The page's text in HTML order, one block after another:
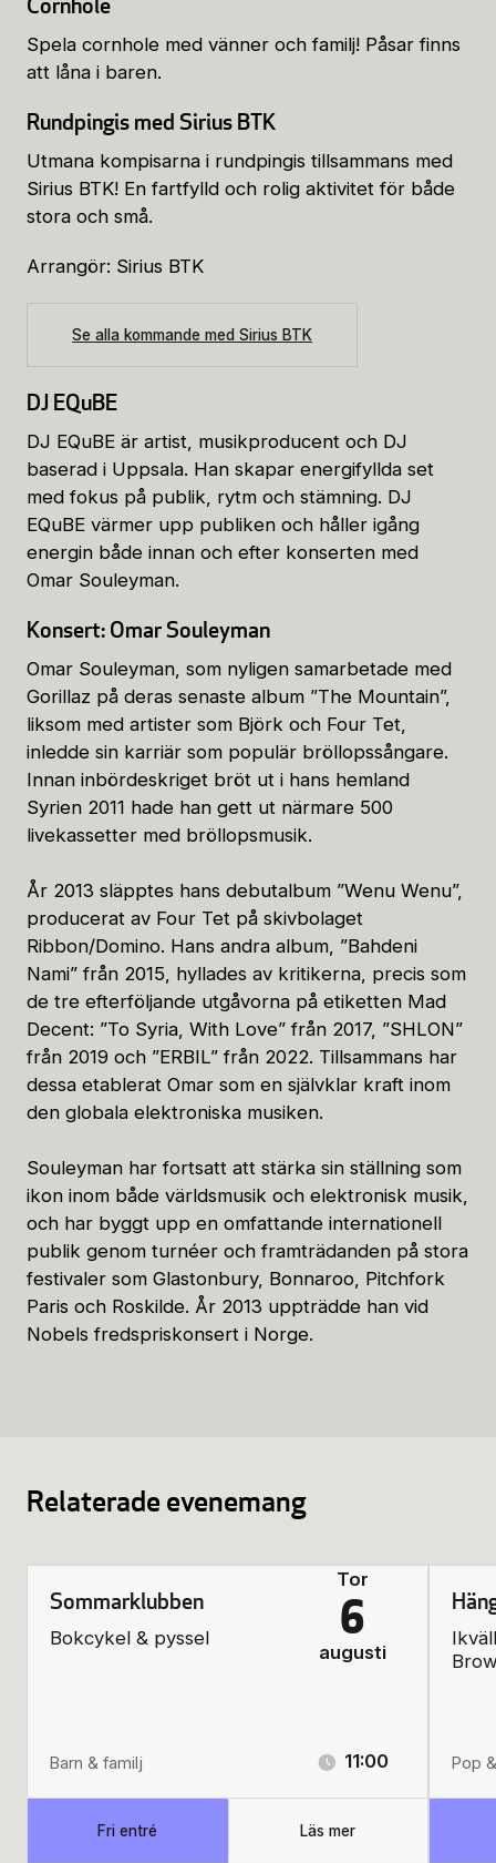
Spela cornhole med vänner och familj! Påsar finns
att låna i baren.
Rundpingis med Sirius BTK
Utmana kompisarna i rundpingis tillsammans med
Sirius BTK! En fartfylld och rolig aktivitet för både
stora och små.
Arrangör: Sirius BTK
Se alla kommande med Sirius BTK
DJ EQuBE
DJ EQuBE är artist, musikproducent och DJ
baserad i Uppsala. Han skapar energifyllda set
med fokus på publik, rytm och stämning. DJ
EQuBE värmer upp publiken och håller igång
energin både innan och efter konserten med
Omar Souleyman.
Konsert: Omar Souleyman
Omar Souleyman, som nyligen samarbetade med
Gorillaz på deras senaste album ”The Mountain”,
liksom med artister som Björk och Four Tet,
inledde sin karriär som populär bröllopssångare.
Innan inbördeskriget bröt ut i hans hemland
Syrien 2011 hade han gett ut närmare 500
livekassetter med bröllopsmusik.
År 2013 släpptes hans debutalbum ”Wenu Wenu”,
producerat av Four Tet på skivbolaget
Ribbon/Domino. Hans andra album, ”Bahdeni
Nami” från 2015, hyllades av kritikerna, precis som
de tre efterföljande utgåvorna på etiketten Mad
Decent: ”To Syria, With Love” från 2017, ”SHLON”
från 2019 och ”ERBIL” från 2022. Tillsammans har
dessa etablerat Omar som en självklar kraft inom
den globala elektroniska musiken.
Souleyman har fortsatt att stärka sin ställning som
ikon inom både världsmusik och elektronisk musik,
och har byggt upp en omfattande internationell
publik genom turnéer och framträdanden på stora
festivaler som Glastonbury, Bonnaroo, Pitchfork
Paris och Roskilde. År 2013 uppträdde han vid
Nobels fredspriskonsert i Norge.
Relaterade evenemang
Sommarklubben
Bokcykel & pyssel
Barn & familj
Tor
6
augusti
11:00
Fri entré Läs mer
Pop